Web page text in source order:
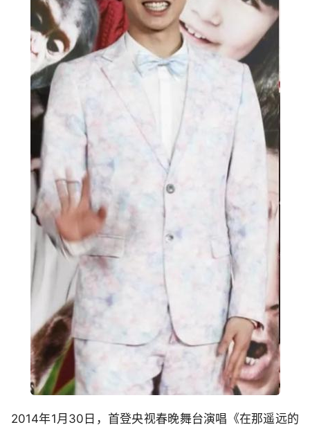
2014年1月30日，首登央视春晚舞台演唱《在那遥远的